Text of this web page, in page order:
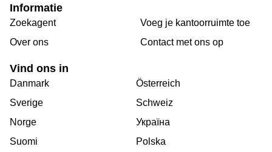
Informatie
Zoekagent
Over ons
Voeg je kantoorruimte toe
Сontact met ons op
Vind ons in
Danmark
Sverige
Norge
Suomi
Österreich
Schweiz
Україна
Polska